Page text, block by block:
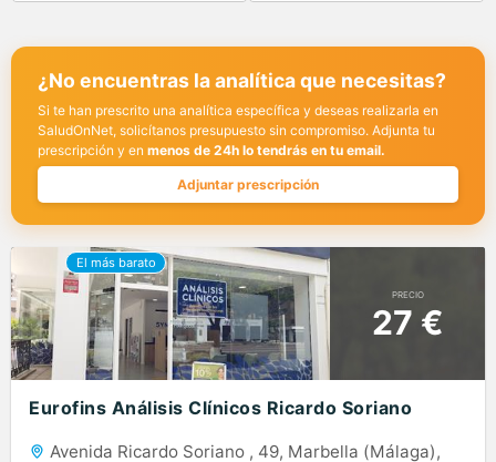
¿No encuentras la analítica que necesitas?
Si te han prescrito una analítica específica y deseas realizarla en
SaludOnNet, solicítanos presupuesto sin compromiso. Adjunta tu
prescripción y en menos de 24h lo tendrás en tu email.
Adjuntar prescripción
PRECIO
27 €
Eurofins Análisis Clínicos Ricardo Soriano
Avenida Ricardo Soriano , 49, Marbella (Málaga),